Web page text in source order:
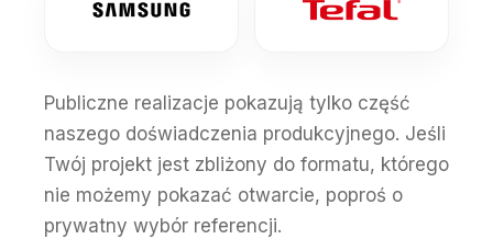
Publiczne realizacje pokazują tylko część
naszego doświadczenia produkcyjnego. Jeśli
Twój projekt jest zbliżony do formatu, którego
nie możemy pokazać otwarcie, poproś o
prywatny wybór referencji.